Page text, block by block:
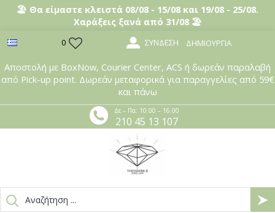
🏖️ Θα είμαστε κλειστά 08/08 - 15/08 και 19/08 - 25/08.
Χαράξεις ξανά από 31/08 🏖️
0 ΣΎΝΔΕΣΗ ΔΗΜΙΟΥΡΓΊΑ
Αποστολή με BoxNow, Courier Center, ACS ή δωρεάν παραλαβή
από Pick-up point. Δωρεάν μεταφορικά για παραγγελίες από 59€
και πάνω
Δε – Πα: 10.00 – 16.00
210 45 13 107